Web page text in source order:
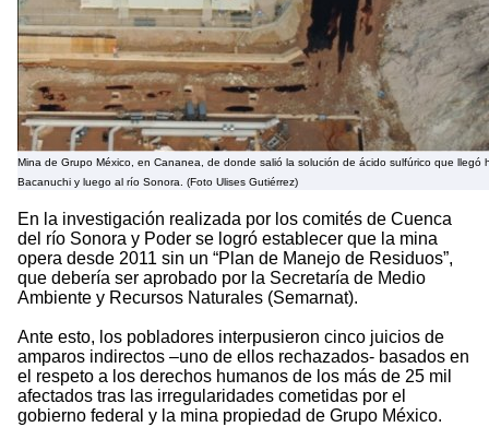
Mina de Grupo México, en Cananea, de donde salió la solución de ácido sulfúrico que llegó
Bacanuchi y luego al río Sonora. (Foto Ulises Gutiérrez)
En la investigación realizada por los comités de Cuenca
del río Sonora y Poder se logró establecer que la mina
opera desde 2011 sin un “Plan de Manejo de Residuos”,
que debería ser aprobado por la Secretaría de Medio
Ambiente y Recursos Naturales (Semarnat).
Ante esto, los pobladores interpusieron cinco juicios de
amparos indirectos –uno de ellos rechazados- basados en
el respeto a los derechos humanos de los más de 25 mil
afectados tras las irregularidades cometidas por el
gobierno federal y la mina propiedad de Grupo México.